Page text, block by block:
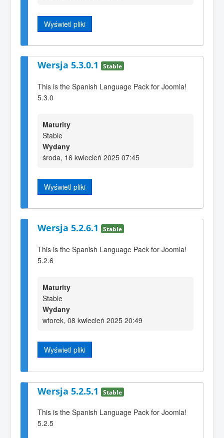
Wyświetl pliki
Wersja 5.3.0.1 Stable
This is the Spanish Language Pack for Joomla!
5.3.0
Maturity
Stable
Wydany
środa, 16 kwiecień 2025 07:45
Wyświetl pliki
Wersja 5.2.6.1 Stable
This is the Spanish Language Pack for Joomla!
5.2.6
Maturity
Stable
Wydany
wtorek, 08 kwiecień 2025 20:49
Wyświetl pliki
Wersja 5.2.5.1 Stable
This is the Spanish Language Pack for Joomla!
5.2.5